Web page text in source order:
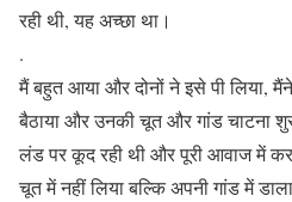
रही थी, यह अच्छा था।
.
मैं बहुत आया और दोनों ने इसे पी लिया, मैंने
बैठाया और उनकी चूत और गांड चाटना
लंड पर कूद रही थी और पूरी आवाज में
चूत में नहीं लिया बल्कि अपनी गांड में